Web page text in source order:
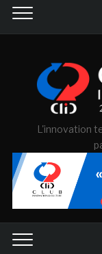
L'innovation